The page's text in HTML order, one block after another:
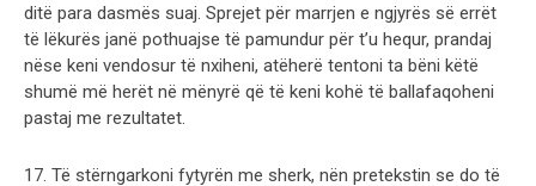
ditë para dasmës suaj. Sprejet për marrjen e ngjyrës së errët
të lëkurës janë pothuajse të pamundur për t’u hequr, prandaj
nëse keni vendosur të nxiheni, atëherë tentoni ta bëni këtë
shumë më herët në mënyrë që të keni kohë të ballafaqoheni
pastaj me rezultatet.
17. Të stërngarkoni fytyrën me sherk, nën pretekstin se do të